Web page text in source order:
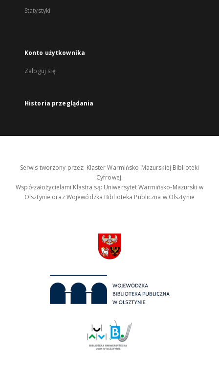
Statystyki
Konto użytkownika
Zaloguj się
Historia przeglądania
Serwis tworzony przez: Klaster Warmińsko-Mazurskiej Biblioteki
Cyfrowej.
Współzałożycielami Klastra są: Uniwersytet Warmińsko-Mazurski w
Olsztynie oraz Wojewódzka Biblioteka Publiczna w Olsztynie